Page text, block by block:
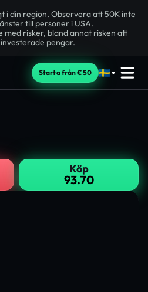
i din region. Observera att 50K inte
till personer i USA.
risker, bland annat risken att
pengar.
Starta från €50
Köp
93.70